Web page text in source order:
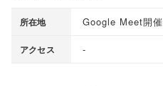
所在地 Google Meet開催
アクセス -